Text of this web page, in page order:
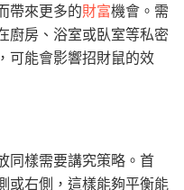
帶來更多的財富機會。需
廚房、浴室或臥室等私密
可能會影響招財鼠的效
同樣需要講究策略。首
或右側，這樣能夠平衡能